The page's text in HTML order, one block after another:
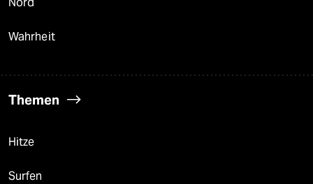
Nord
Wahrheit
Themen
Hitze
Surfen